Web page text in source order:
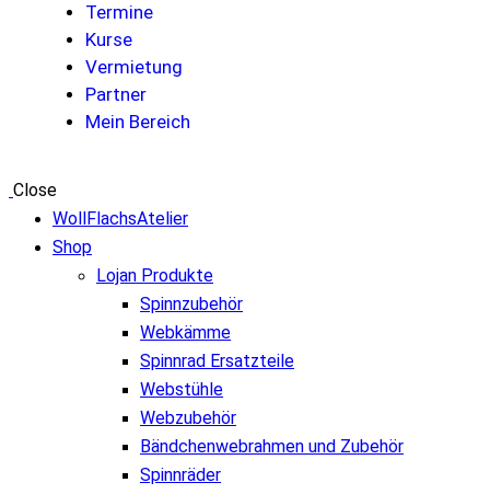
Termine
Kurse
Vermietung
Partner
Mein Bereich
Close
WollFlachsAtelier
Shop
Lojan Produkte
Spinnzubehör
Webkämme
Spinnrad Ersatzteile
Webstühle
Webzubehör
Bändchenwebrahmen und Zubehör
Spinnräder